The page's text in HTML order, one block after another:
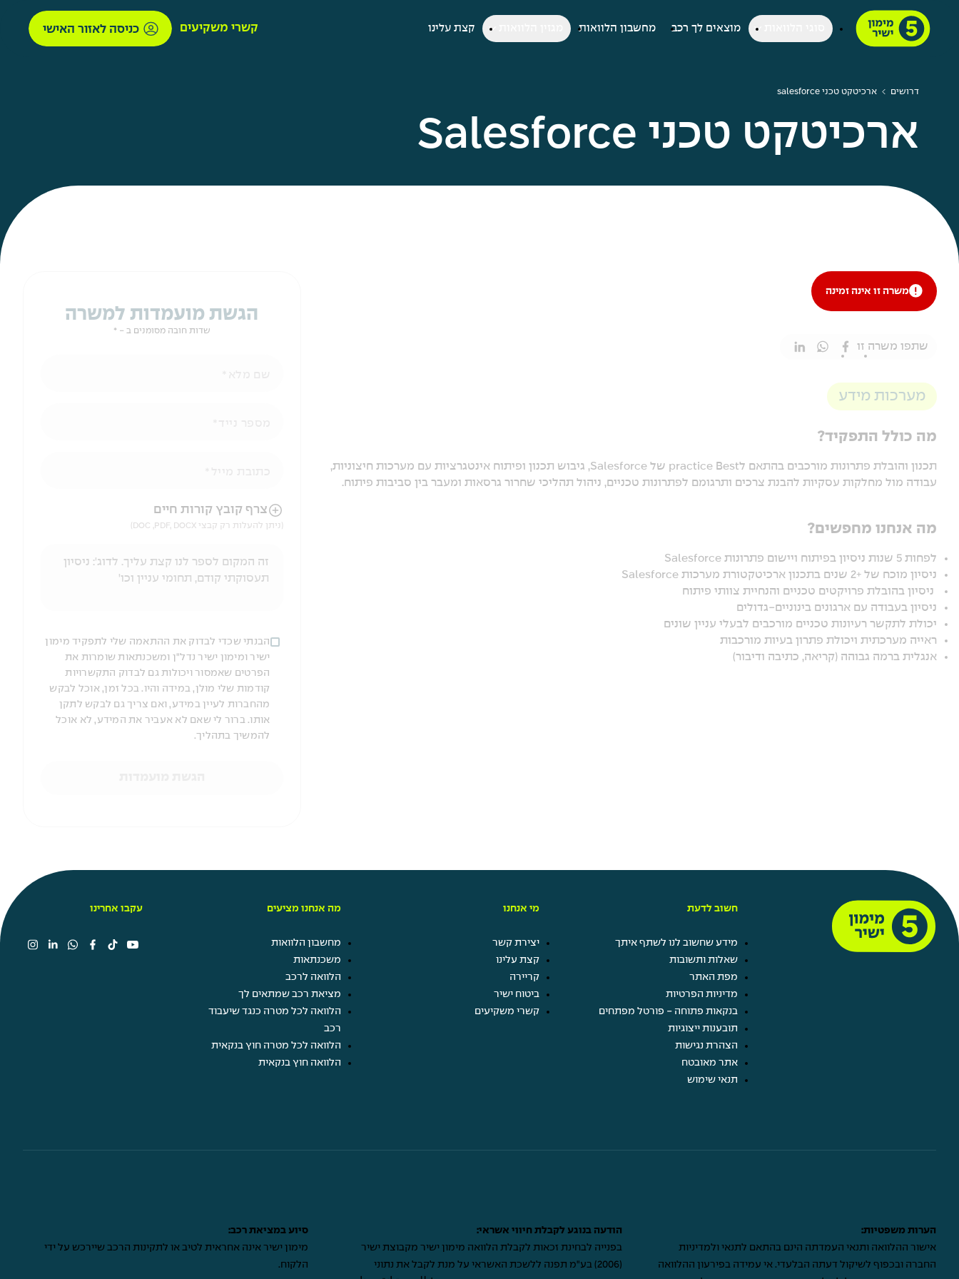
מוצאים לך רכב מחשבון הלוואות קצת עלינו קשרי משקיעים כניסה לאזור האישי
דרושים ארכיטקט טכני salesforce
ארכיטקט טכני Salesforce
משרה זו אינה זמינה
שתפו משרה זו
מערכות מידע
מה כולל התפקיד?
תכנון והובלת פתרונות מורכבים בהתאם לpractice Best של Salesforce, גיבוש תכנון ופיתוח אינטגרציות עם מערכות חיצוניות,
עבודה מול מחלקות עסקיות להבנת צרכים ותרגומם לפתרונות טכניים, ניהול תהליכי שחרור גרסאות ומעבר בין סביבות פיתוח.
מה אנחנו מחפשים?
לפחות 5 שנות ניסיון בפיתוח ויישום פתרונות Salesforce
ניסיון מוכח של +2 שנים בתכנון ארכיטקטורת מערכות Salesforce
ניסיון בהובלת פרויקטים טכניים והנחיית צוותי פיתוח
ניסיון בעבודה עם ארגונים בינוניים-גדולים
יכולת לתקשר רעיונות טכניים מורכבים לבעלי עניין שונים
ראייה מערכתית ויכולת פתרון בעיות מורכבות
אנגלית ברמה גבוהה (קריאה, כתיבה ודיבור)
הגשת מועמדות למשרה
שדות חובה מסומנים ב - *
הניווט לאחר העלאת הקובץ באמצעות מקש ה-TAB
צרף קובץ קורות חיים
(ניתן להעלות רק קבצי DOC ,PDF, DOCX)
הבנתי שכדי לבדוק את ההתאמה שלי לתפקיד מימון
ישיר ומימון ישיר נדל"ן ומשכנתאות שומרות את
הפרטים שאמסור ויכולות גם לבדוק התקשרויות
קודמות שלי מולן, במידה והיו. בכל זמן, אוכל לבקש
מהחברות לעיין במידע, ואם צריך גם לבקש לתקן
אותו. ברור לי שאם לא אעביר את המידע, לא אוכל
להמשיך בתהליך.
חשוב לדעת
מידע שחשוב לנו לשתף איתך
שאלות ותשובות
מפת האתר
מדיניות הפרטיות
בנקאות פתוחה - פורטל מפתחים
תובענות ייצוגיות
הצהרת נגישות
אתר מאובטח
תנאי שימוש
מי אנחנו
יצירת קשר
קצת עלינו
קריירה
ביטוח ישיר
קשרי משקיעים
מה אנחנו מציעים
מחשבון הלוואות
משכנתאות
הלוואה לרכב
מציאת רכב שמתאים לך
הלוואה לכל מטרה כנגד שיעבוד
רכב
הלוואה לכל מטרה חוץ בנקאית
הלוואה חוץ בנקאית
עקבו אחרינו
הערות משפטיות:
אישור ההלוואה ותנאי העמדתה הינם בהתאם לתנאי ולמדיניות
החברה ובכפוף לשיקול דעתה הבלעדי. אי עמידה בפירעון ההלוואה
הודעה בנוגע לקבלת חיווי אשראי:
בפנייה לבחינת זכאות לקבלת הלוואה מימון ישיר מקבוצת ישיר
(2006) בע"מ תפנה ללשכת האשראי על מנת לקבל את נתוני
סיוע במציאת רכב:
מימון ישיר אינה אחראית לטיב או לתקינות הרכב שיירכש על ידי
הלקוח.